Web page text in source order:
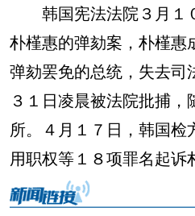
韩国宪法法院３月１
朴槿惠的弹劾案，朴槿惠
弹劾罢免的总统，失去司
３１日凌晨被法院批捕
所。４月１７日，韩国
用职权等１８项罪名起诉